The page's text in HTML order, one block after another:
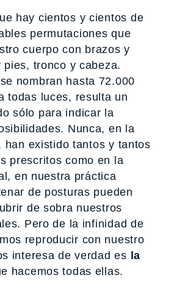
hay cientos y cientos de
permutaciones que
cuerpo con brazos y
pies, tronco y cabeza.
nombran hasta 72.000
todas luces, resulta un
sólo para indicar la
Nunca, en la
han existido tantos y tantos
prescritos como en la
en nuestra práctica
de posturas pueden
de sobra nuestros
Pero de la infinidad de
reproducir con nuestro
interesa de verdad es la
hacemos todas ellas.